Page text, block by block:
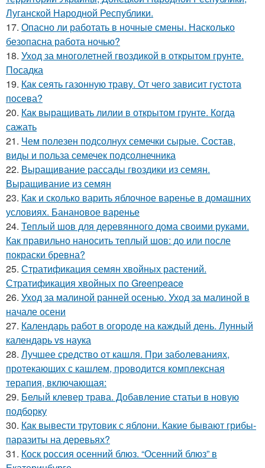
Луганской Народной Республики.
17. Опасно ли работать в ночные смены. Насколько
безопасна работа ночью?
18. Уход за многолетней гвоздикой в открытом грунте.
Посадка
19. Как сеять газонную траву. От чего зависит густота
посева?
20. Как выращивать лилии в открытом грунте. Когда
сажать
21. Чем полезен подсолнух семечки сырые. Состав,
виды и польза семечек подсолнечника
22. Выращивание рассады гвоздики из семян.
Выращивание из семян
23. Как и сколько варить яблочное варенье в домашних
условиях. Банановое варенье
24. Теплый шов для деревянного дома своими руками.
Как правильно наносить теплый шов: до или после
покраски бревна?
25. Стратификация семян хвойных растений.
Стратификация хвойных по Greenpeace
26. Уход за малиной ранней осенью. Уход за малиной в
начале осени
27. Календарь работ в огороде на каждый день. Лунный
календарь vs наука
28. Лучшее средство от кашля. При заболеваниях,
протекающих с кашлем, проводится комплексная
терапия, включающая:
29. Белый клевер трава. Добавление статьи в новую
подборку
30. Как вывести трутовик с яблони. Какие бывают грибы-
паразиты на деревьях?
31. Коск россия осенний блюз. “Осенний блюз” в